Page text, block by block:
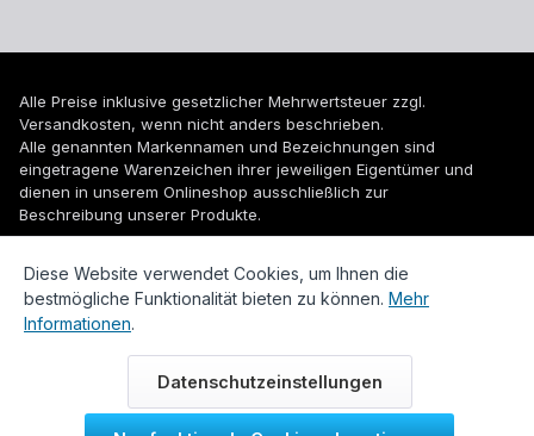
Alle Preise inklusive gesetzlicher Mehrwertsteuer zzgl.
Versandkosten, wenn nicht anders beschrieben.
Alle genannten Markennamen und Bezeichnungen sind
eingetragene Warenzeichen ihrer jeweiligen Eigentümer und
dienen in unserem Onlineshop ausschließlich zur
Beschreibung unserer Produkte.
© 2026 WUH24.de - Weigel und Unger Heizungs- und
Sanitärtechnik GmbH
Diese Website verwendet Cookies, um Ihnen die
bestmögliche Funktionalität bieten zu können. Mehr
Informationen.
Datenschutzeinstellungen